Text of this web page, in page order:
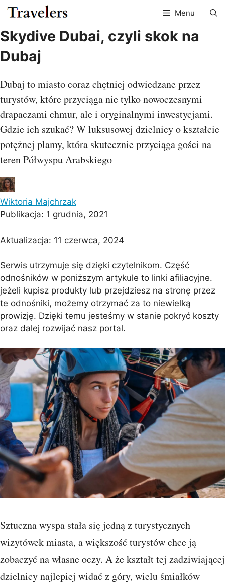
Przejdź
do
treści
Menu
Skydive Dubai, czyli skok na
Dubaj
Dubaj to miasto coraz chętniej odwiedzane przez
turystów, które przyciąga nie tylko nowoczesnymi
drapaczami chmur, ale i oryginalnymi inwestycjami.
Gdzie ich szukać? W luksusowej dzielnicy o kształcie
potężnej plamy, która skutecznie przyciąga gości na
teren Półwyspu Arabskiego
Wiktoria Majchrzak
Publikacja: 1 grudnia, 2021
Aktualizacja: 11 czerwca, 2024
Serwis utrzymuje się dzięki czytelnikom. Część
odnośników w poniższym artykule to linki afiliacyjne.
jeżeli kupisz produkty lub przejdziesz na stronę przez
te odnośniki, możemy otrzymać za to niewielką
prowizję. Dzięki temu jesteśmy w stanie pokryć koszty
oraz dalej rozwijać nasz portal.
Sztuczna wyspa stała się jedną z turystycznych
wizytówek miasta, a większość turystów chce ją
zobaczyć na własne oczy. A że kształt tej zadziwiającej
dzielnicy najlepiej widać z góry, wielu śmiałków